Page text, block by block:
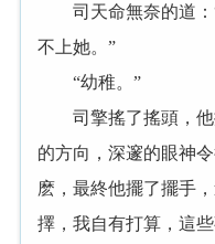
司天命無奈的道：“
不上她。”
“幼稚。”
司擎搖了搖頭，他
的方向，深邃的眼神
麽，最終他擺了擺手
擇，我自有打算，這